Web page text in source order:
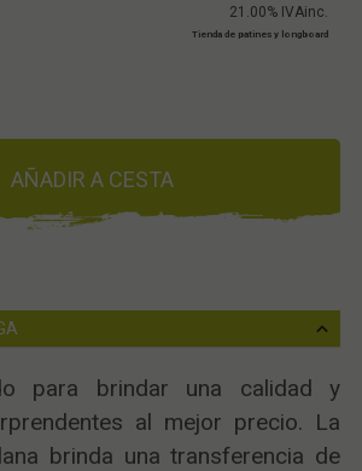
21.00% IVAinc.
Tienda de patines y longboard
AÑADIR A CESTA
para brindar una calidad y
al mejor precio. La
brinda una transferencia de